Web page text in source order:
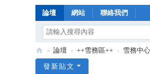
論壇 網站 聯絡我們
» 論壇 › ++雪務區++ › 雪務中心
發新貼文